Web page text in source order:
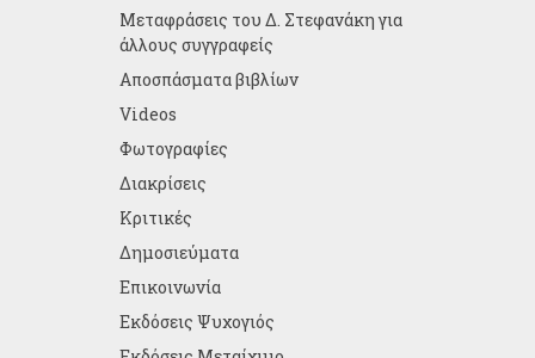
Μεταφράσεις του Δ. Στεφανάκη για
άλλους συγγραφείς
Αποσπάσματα βιβλίων
Videos
Φωτογραφίες
Διακρίσεις
Κριτικές
Δημοσιεύματα
Επικοινωνία
Εκδόσεις Ψυχογιός